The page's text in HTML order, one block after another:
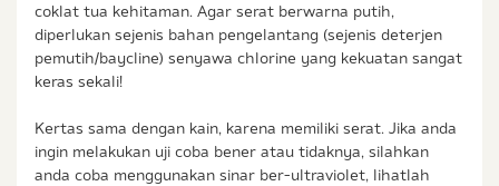
coklat tua kehitaman. Agar serat berwarna putih,
diperlukan sejenis bahan pengelantang (sejenis deterjen
pemutih/baycline) senyawa chlorine yang kekuatan sangat
keras sekali!
Kertas sama dengan kain, karena memiliki serat. Jika anda
ingin melakukan uji coba bener atau tidaknya, silahkan
anda coba menggunakan sinar ber-ultraviolet, lihatlah